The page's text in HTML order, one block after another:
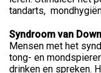
tandarts,
Syndroom van Down
Mensen met het
tong- en
drinken en spreken.